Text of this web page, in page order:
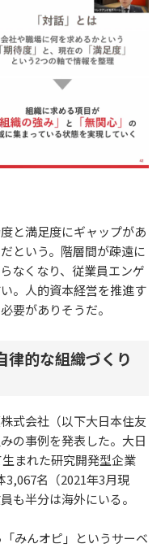
と満足度にギャップがあ
という。階層間が疎遠に
なくなり、従業員エンゲ
。人的資本経営を推進す
要がありそうだ。
的な組織づくり
式会社（以下大日本住友
の事例を発表した。大日
まれた研究開発型企業
3,067名（2021年3月現
も半分は海外にいる。
みんオピ」というサーベ